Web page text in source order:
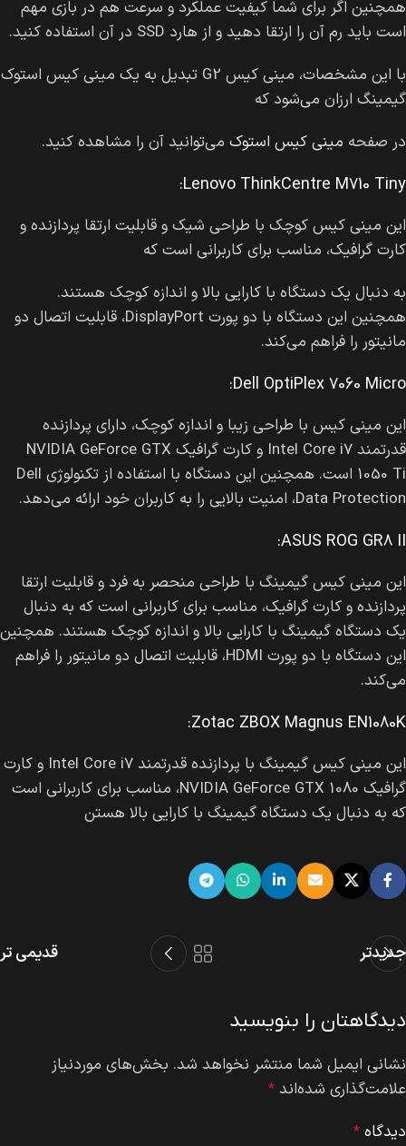
همچنین اگر برای شما کیفیت عملکرد و سرعت هم در بازی مهم
است باید رم آن را ارتقا دهید و از هارد SSD در آن استفاده کنید.
با این مشخصات، مینی کیس G2 تبدیل به یک مینی کیس استوک
گیمینگ ارزان می‌شود که
در صفحه مینی کیس استوک می‌توانید آن را مشاهده کنید.
Lenovo ThinkCentre M710 Tiny:
این مینی کیس کوچک با طراحی شیک و قابلیت ارتقا پردازنده و
کارت گرافیک، مناسب برای کاربرانی است که
به دنبال یک دستگاه با کارایی بالا و اندازه کوچک هستند.
همچنین این دستگاه با دو پورت DisplayPort، قابلیت اتصال دو
مانیتور را فراهم می‌کند.
Dell OptiPlex 7060 Micro:
این مینی کیس با طراحی زیبا و اندازه کوچک، دارای پردازنده
قدرتمند Intel Core i7 و کارت گرافیک NVIDIA GeForce GTX
1050 Ti است. همچنین این دستگاه با استفاده از تکنولوژی Dell
Data Protection، امنیت بالایی را به کاربران خود ارائه می‌دهد.
ASUS ROG GR8 II:
این مینی کیس گیمینگ با طراحی منحصر به فرد و قابلیت ارتقا
پردازنده و کارت گرافیک، مناسب برای کاربرانی است که به دنبال
یک دستگاه گیمینگ با کارایی بالا و اندازه کوچک هستند. همچنین
این دستگاه با دو پورت HDMI، قابلیت اتصال دو مانیتور را فراهم
می‌کند.
Zotac ZBOX Magnus EN1080K:
این مینی کیس گیمینگ با پردازنده قدرتمند Intel Core i7 و کارت
گرافیک NVIDIA GeForce GTX 1080، مناسب برای کاربرانی است
که به دنبال یک دستگاه گیمینگ با کارایی بالا هستن
جدیدتر قدیمی تر
دیدگاهتان را بنویسید
نشانی ایمیل شما منتشر نخواهد شد. بخش‌های موردنیاز
علامت‌گذاری شده‌اند *
دیدگاه *